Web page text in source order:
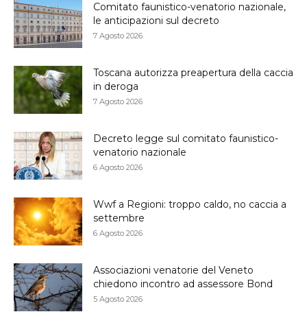
Comitato faunistico-venatorio nazionale,
le anticipazioni sul decreto
7 Agosto 2026
Toscana autorizza preapertura della caccia
in deroga
7 Agosto 2026
Decreto legge sul comitato faunistico-
venatorio nazionale
6 Agosto 2026
Wwf a Regioni: troppo caldo, no caccia a
settembre
6 Agosto 2026
Associazioni venatorie del Veneto
chiedono incontro ad assessore Bond
5 Agosto 2026